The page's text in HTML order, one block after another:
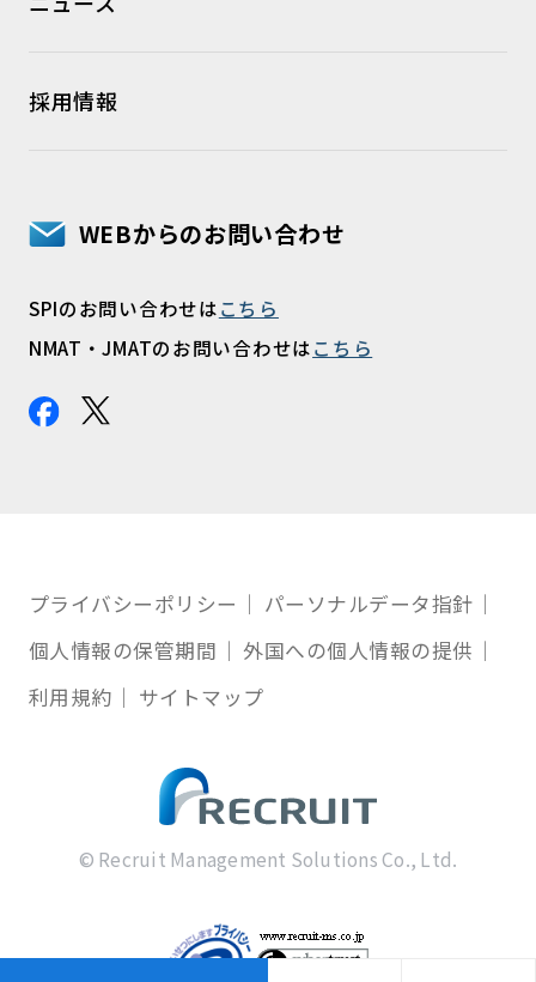
採用情報
WEBからのお問い合わせ
SPIのお問い合わせはこちら
NMAT・JMATのお問い合わせはこちら
プライバシーポリシー
パーソナルデータ指針
個人情報の保管期間
外国への個人情報の提供
利用規約
サイトマップ
© Recruit Management Solutions Co., Ltd.